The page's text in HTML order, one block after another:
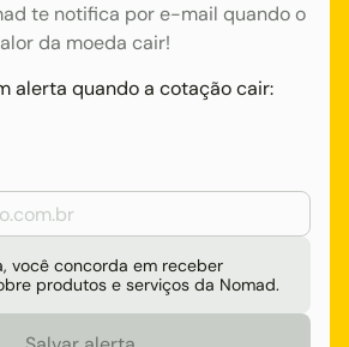
te notifica por e-mail quando o
da moeda cair!
alerta quando a cotação cair:
você concorda em receber
produtos e serviços da Nomad.